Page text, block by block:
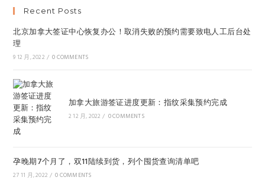
Recent Posts
北京加拿大签证中心恢复办公！取消失败的预约需要致电人工后台处
理
9 12 月, 2022 / 0 COMMENTS
加拿大旅游签证进度更新：指纹采集预约完成
2 12 月, 2022 / 0 COMMENTS
孕晚期7个月了，双11陆续到货，列个囤货查询清单吧
27 11 月, 2022 / 0 COMMENTS